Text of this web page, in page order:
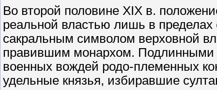
Во второй половине XIX в.
реальной властью лишь в пределах
сакральным символом верховной
правившим монархом. Подлинными
военных вождей родо-племенных
удельные князья, избиравшие